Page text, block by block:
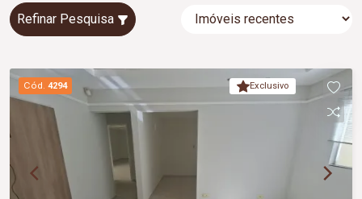
Refinar Pesquisa
Exclusivo
Cód. 4294